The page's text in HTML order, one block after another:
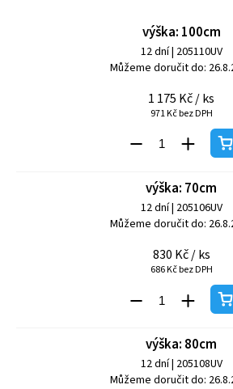
výška: 100cm
12 dní| 205110UV
Můžeme doručit do:
1 175 Kč/ ks
971 Kč bez DPH
výška: 70cm
12 dní| 205106UV
Můžeme doručit do:
830 Kč/ ks
686 Kč bez DPH
výška: 80cm
12 dní| 205108UV
Můžeme doručit do: